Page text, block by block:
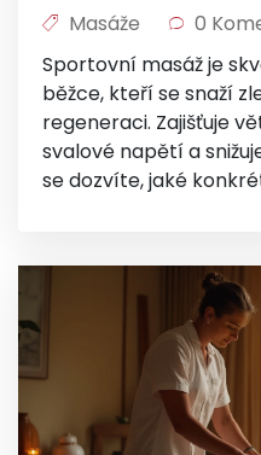
Masáže
0
Sportovní masáž je
běžce, kteří se snaží
regeneraci. Zajišťuje
svalové napětí a
se dozvíte, jaké